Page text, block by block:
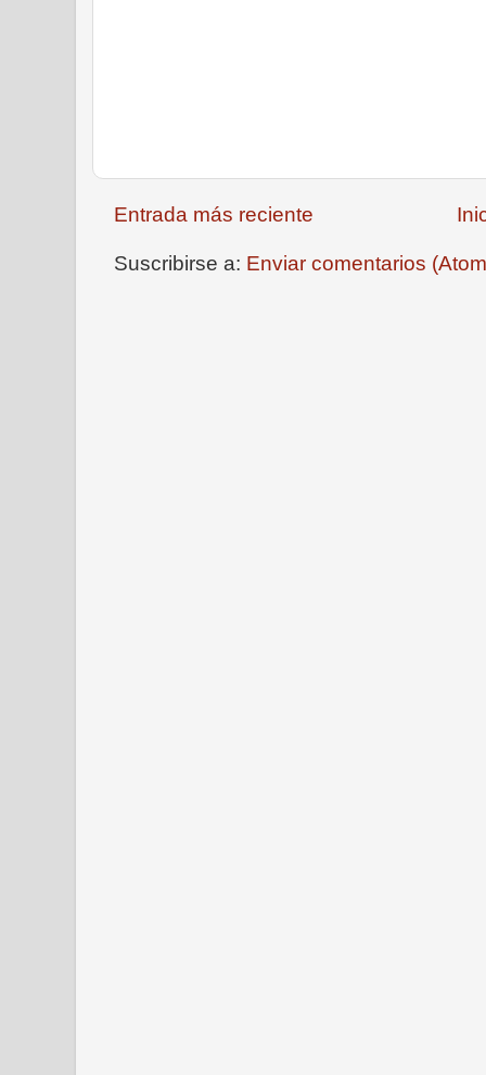
Entrada más reciente
Suscribirse a: Enviar comentarios